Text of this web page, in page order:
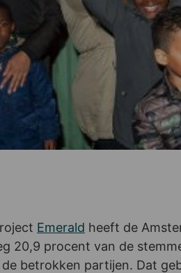
Emerald heeft de
20,9 procent van de
betrokken partijen. Dat